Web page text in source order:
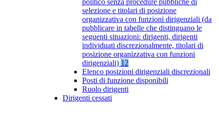
politico senza procedure pubbliche di
selezione e titolari di posizione
organizzativa con funzioni dirigenziali (da
pubblicare in tabelle che distinguano le
seguenti situazioni: dirigenti, dirigenti
individuati discrezionalmente, titolari di
posizione organizzativa con funzioni
dirigenziali) 12
Elenco posizioni dirigenziali discrezionali
Posti di funzione disponibili
Ruolo dirigenti
Dirigenti cessati